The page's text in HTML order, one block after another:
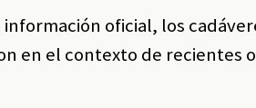
información oficial, los
en el contexto de recientes